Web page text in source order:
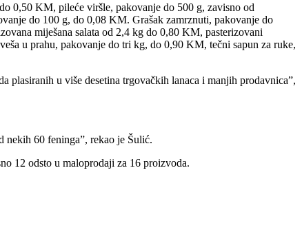
0,50 KM, pileće viršle, pakovanje do 500 g, zavisno od
do 100 g, do 0,08 KM. Grašak zamrznuti, pakovanje do
miješana salata od 2,4 kg do 0,80 KM, pasterizovani
u prahu, pakovanje do tri kg, do 0,90 KM, tečni sapun za ruke,
plasiranih u više desetina trgovačkih lanaca i manjih prodavnica”,
nekih 60 feninga”, rekao je Šulić.
12 odsto u maloprodaji za 16 proizvoda.